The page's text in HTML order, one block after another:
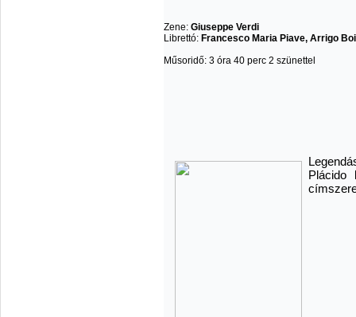
Zene: Giuseppe Verdi
Librettó: Francesco Maria Piave, Arrigo
Műsoridő: 3 óra 40 perc 2 szünettel
Plácido